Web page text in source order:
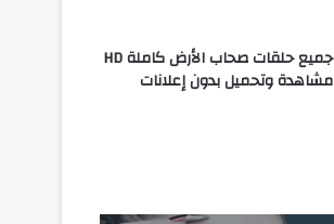
جميع حلقات صحاب الأرض كاملة HD
مشاهدة وتحميل بدون إعلانات